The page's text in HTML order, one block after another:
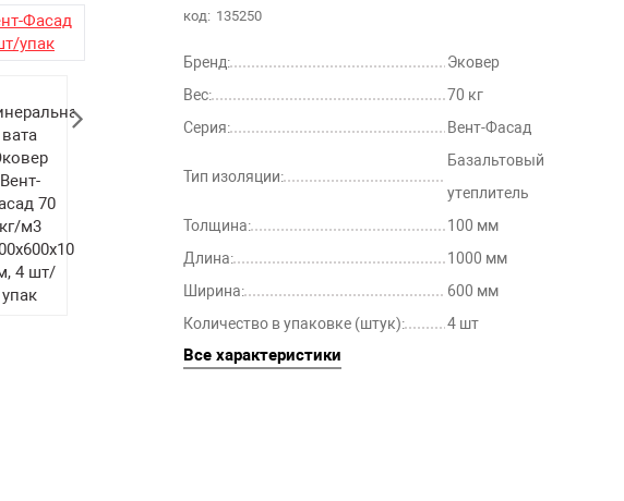
код: 135250
Бренд:
Эковер
Вес:
70 кг
Серия:
Вент-Фасад
Тип изоляции:
Базальтовый
утеплитель
Толщина:
100 мм
Длина:
1000 мм
Ширина:
600 мм
Количество в упаковке (штук):
4 шт
Все характеристики